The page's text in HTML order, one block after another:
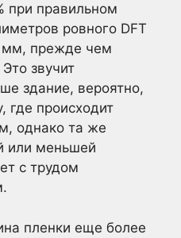
при правильном
ровного DFT
мм, прежде чем
звучит
здание, вероятно,
где происходит
однако та же
или меньшей
с трудом
пленки еще более